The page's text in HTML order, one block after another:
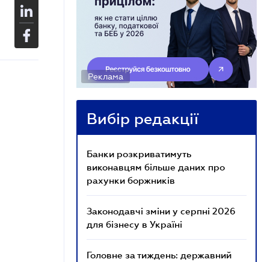
Реклама
Вибір редакції
Банки розкриватимуть
виконавцям більше даних про
рахунки боржників
Законодавчі зміни у серпні 2026
для бізнесу в Україні
Головне за тиждень: державний